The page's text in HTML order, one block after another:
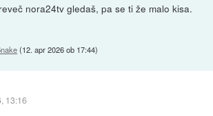
nora24tv gledaš, pa se ti že malo kisa.
(12. apr 2026 ob 17:44)
13:16